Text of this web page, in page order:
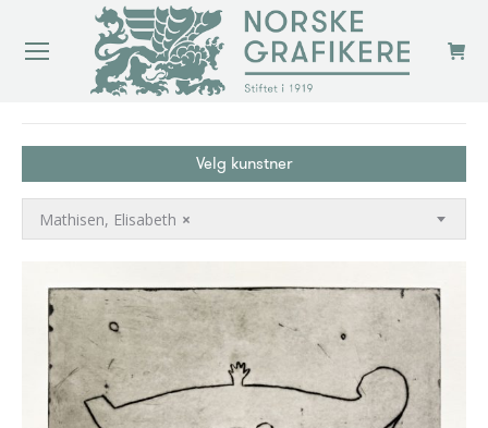
Velg kunstner
×
Mathisen, Elisabeth